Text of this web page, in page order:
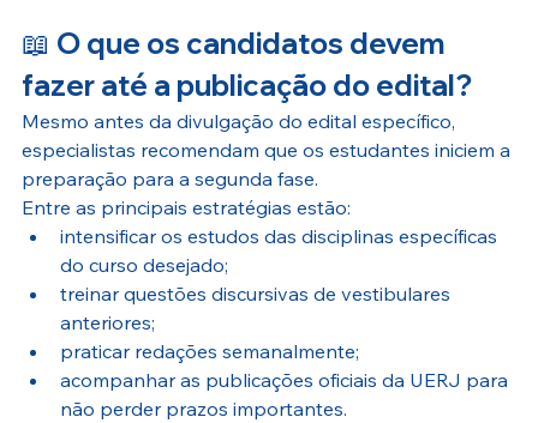
📖 O que os candidatos devem
fazer até a publicação do edital?
Mesmo antes da divulgação do edital específico,
especialistas recomendam que os estudantes iniciem a
preparação para a segunda fase.
Entre as principais estratégias estão:
intensificar os estudos das disciplinas específicas
do curso desejado;
treinar questões discursivas de vestibulares
anteriores;
praticar redações semanalmente;
acompanhar as publicações oficiais da UERJ para
não perder prazos importantes.